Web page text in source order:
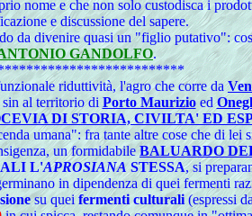
nome e che non solo custodisca i
e discussione del sapere.
da divenire quasi un "figlio putativo":
GANDOLFO.
riduttività, l'agro che corre da
al territorio di Porto Maurizioed
DI STORIA, CIVILTA' ED
umana": fra tante altre cose che di lei
un formidabileBALUARDO
L'APROSIANASTESSA, si
in dipendenza di quei fermenti
su queifermenti culturali (espressi